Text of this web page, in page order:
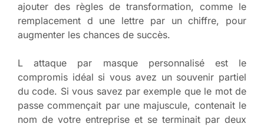
ajouter des règles de transformation, comme le
remplacement d une lettre par un chiffre, pour
augmenter les chances de succès.
L attaque par masque personnalisé est le
compromis idéal si vous avez un souvenir partiel
du code. Si vous savez par exemple que le mot de
passe commençait par une majuscule, contenait le
nom de votre entreprise et se terminait par deux